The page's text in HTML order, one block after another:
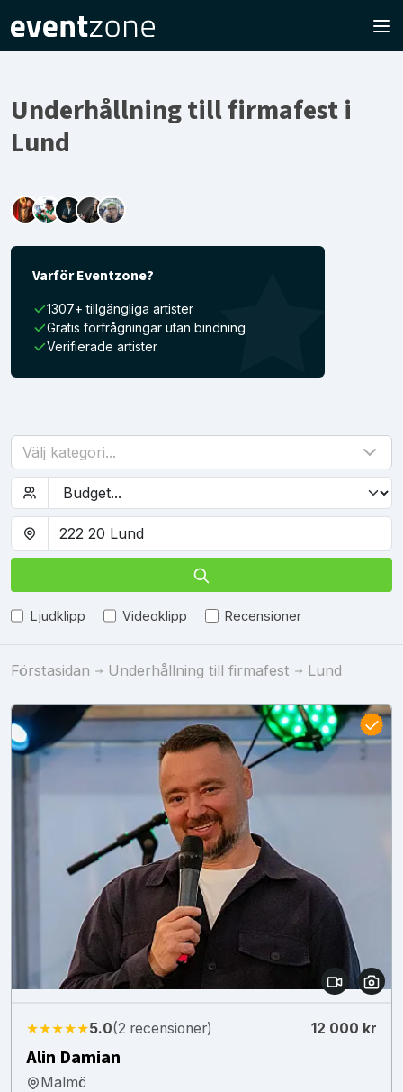
Underhållning till firmafest i
Lund
Varför Eventzone?
1307+ tillgängliga artister
Gratis förfrågningar utan bindning
Verifierade artister
Välj kategori...
Ljudklipp Videoklipp Recensioner
Förstasidan Underhållning till firmafest Lund
★★★★★5.0(2 recensioner) 12 000 kr
Alin Damian
Malmö